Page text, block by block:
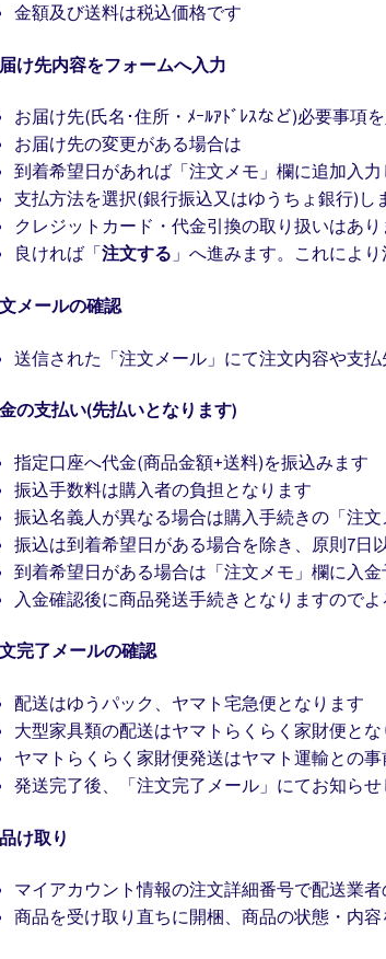
金額及び送料は税込価格です
け先内容をフォームへ入力
お届け先(氏名･住所・ﾒｰﾙｱﾄﾞﾚｽなど)必要事項
お届け先の変更がある場合は
到着希望日があれば「注文メモ」欄に追加入
支払方法を選択(銀行振込又はゆうちょ銀行)し
クレジットカード・代金引換の取り扱いはあり
良ければ「注文する 」へ進みます。これによ
メールの確認
送信された「注文メール」にて注文内容や支
の支払い(先払いとなります)
指定口座へ代金(商品金額+送料)を振込みます
振込手数料は購入者の負担となります
振込名義人が異なる場合は購入手続きの「注
振込は到着希望日がある場合を除き、原則7日
到着希望日がある場合は「注文メモ」欄に入
入金確認後に商品発送手続きとなりますので
完了メールの確認
配送はゆうパック、ヤマト宅急便となります
大型家具類の配送はヤマトらくらく家財便とな
ヤマトらくらく家財便発送はヤマト運輸との
発送完了後、「注文完了メール」にてお知らせ
け取り
マイアカウント情報の注文詳細番号で配送業
商品を受け取り直ちに開梱、商品の状態・内